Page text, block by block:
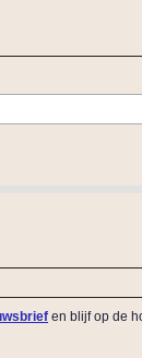
en blijf op de